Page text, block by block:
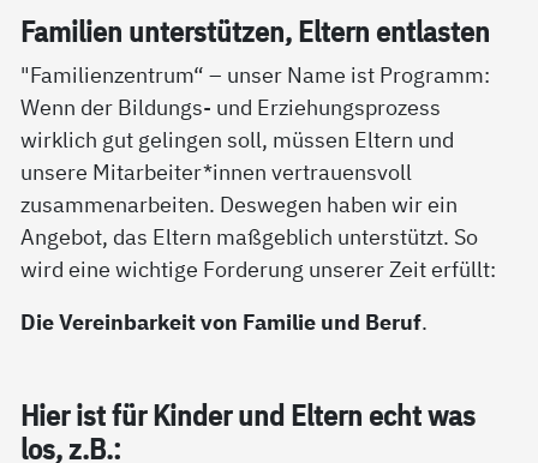
Fa­mi­li­en un­ter­stüt­zen, El­tern ent­las­ten
"Familienzentrum“ – unser Name ist Programm:
Wenn der Bildungs- und Erziehungsprozess
wirklich gut gelingen soll, müssen Eltern und
unsere Mitarbeiter*innen vertrauensvoll
zusammenarbeiten. Deswegen haben wir ein
Angebot, das Eltern maßgeblich unterstützt. So
wird eine wichtige Forderung unserer Zeit erfüllt:
Die Vereinbarkeit von Familie und Beruf.
Hier ist für Kin­der und El­tern echt was
los, z.B.: